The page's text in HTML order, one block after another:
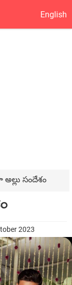
English
సందేశం
2023